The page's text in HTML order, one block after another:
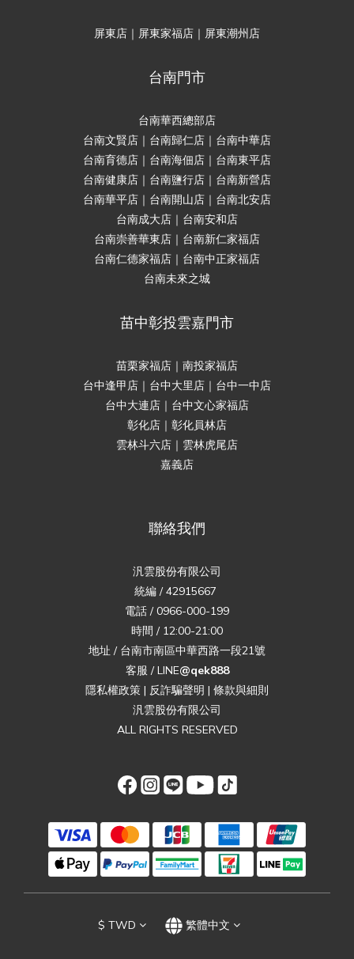
屏東店｜屏東家福店｜屏東潮州店
台南門市
台南華西總部店
台南文賢店｜台南歸仁店｜台南中華店
台南育德店｜台南海佃店｜台南東平店
台南健康店｜台南鹽行店｜台南新營店
台南華平店｜台南開山店｜台南北安店
台南成大店｜台南安和店
台南崇善華東店｜台南新仁家福店
台南仁德家福店｜台南中正家福店
台南未來之城
苗中彰投雲嘉門市
苗栗家福店｜南投家福店
台中逢甲店｜台中大里店｜台中一中店
台中大連店｜台中文心家福店
彰化店｜彰化員林店
雲林斗六店｜雲林虎尾店
嘉義店
聯絡我們
汎雲股份有限公司
統編 / 42915667
電話 / 0966-000-199
時間 / 12:00-21:00
地址 / 台南市南區中華西路一段21號
客服 / LINE@qek888
隱私權政策 | 反詐騙聲明 | 條款與細則
汎雲股份有限公司
ALL RIGHTS RESERVED
$ TWD 繁體中文